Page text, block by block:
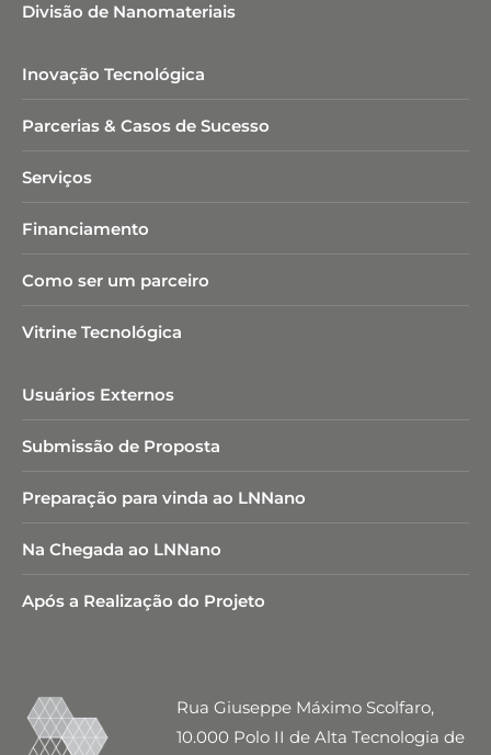
Divisão de Nanomateriais
Inovação Tecnológica
Parcerias & Casos de Sucesso
Serviços
Financiamento
Como ser um parceiro
Vitrine Tecnológica
Usuários Externos
Submissão de Proposta
Preparação para vinda ao LNNano
Na Chegada ao LNNano
Após a Realização do Projeto
Rua Giuseppe Máximo Scolfaro,
10.000 Polo II de Alta Tecnologia de